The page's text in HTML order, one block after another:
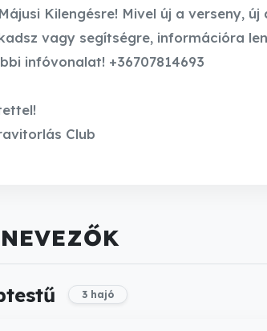
Kilengésre! Mivel új a verseny, új
vagy segítségre, információra
infóvonalat! +36707814693
Club
3 hajó